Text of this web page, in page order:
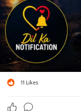
11 Likes